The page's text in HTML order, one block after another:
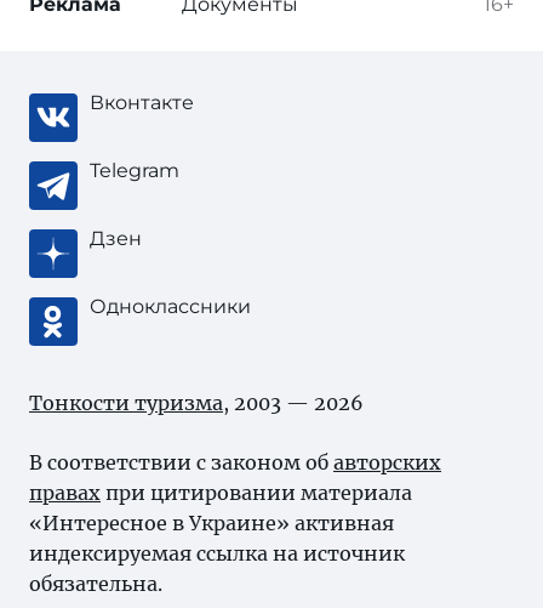
Вконтакте
Telegram
Дзен
Одноклассники
Тонкости туризма, 2003 — 2026
В соответствии с законом об авторских
правах при цитировании материала
«Интересное в Украине» активная
индексируемая ссылка на источник
обязательна.